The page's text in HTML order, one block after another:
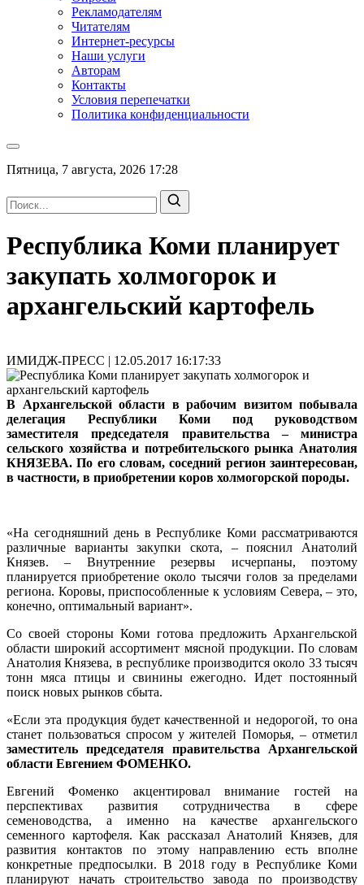
Рекламодателям
Читателям
Интернет-ресурсы
Наши услуги
Авторам
Контакты
Условия перепечатки
Политика конфиденциальности
Пятница, 7 августа, 2026 17:28
Республика Коми планирует
закупать холмогорок и
архангельский картофель
ИМИДЖ-ПРЕСС | 12.05.2017 16:17:33
В Архангельской области в рабочим визитом побывала
делегация Республики Коми под руководством
заместителя председателя правительства – министра
сельского хозяйства и потребительского рынка Анатолия
КНЯЗЕВА. По его словам, соседний регион заинтересован,
в частности, в приобретении коров холмогорской породы.
«На сегодняшний день в Республике Коми рассматриваются
различные варианты закупки скота, – пояснил Анатолий
Князев. – Внутренние резервы исчерпаны, поэтому
планируется приобретение около тысячи голов за пределами
региона. Коровы, приспособленные к условиям Севера, – это,
конечно, оптимальный вариант».
Со своей стороны Коми готова предложить Архангельской
области широкий ассортимент мясной продукции. По словам
Анатолия Князева, в республике производится около 33 тысяч
тонн мяса птицы и свинины ежегодно. Идет постоянный
поиск новых рынков сбыта.
«Если эта продукция будет качественной и недорогой, то она
станет пользоваться спросом у жителей Поморья, – отметил
заместитель председателя правительства Архангельской
области Евгением ФОМЕНКО.
Евгений Фоменко акцентировал внимание гостей на
перспективах развития сотрудничества в сфере
семеноводства, а именно на качестве архангельского
семенного картофеля. Как рассказал Анатолий Князев, для
развития контактов по этому направлению есть вполне
конкретные предпосылки. В 2018 году в Республике Коми
планируют начать строительство завода по производству